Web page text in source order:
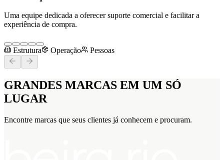
Uma equipe dedicada a oferecer suporte comercial e facilitar a
experiência de compra.
Estrutura Operação Pessoas
GRANDES MARCAS EM UM SÓ
LUGAR
Encontre marcas que seus clientes já conhecem e procuram.